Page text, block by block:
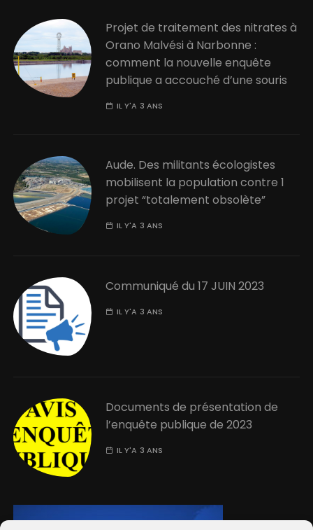
Projet de traitement des nitrates à
Orano Malvési à Narbonne :
comment la nouvelle enquête
publique a accouché d’une souris
IL Y'A 3 ANS
Aude. Des militants écologistes
mobilisent la population contre 1
projet “totalement obsolète”
IL Y'A 3 ANS
Communiqué du 17 JUIN 2023
IL Y'A 3 ANS
Documents de présentation de
l’enquête publique de 2023
IL Y'A 3 ANS